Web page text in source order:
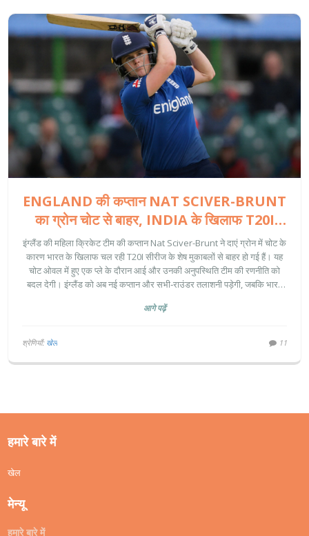
ENGLAND की कप्तान NAT SCIVER-BRUNT
का ग्रोन चोट से बाहर, INDIA के खिलाफ T20I
सीरीज पर असर
इंग्लैंड की महिला क्रिकेट टीम की कप्तान Nat Sciver-Brunt ने दाएं ग्रोन में चोट के
कारण भारत के खिलाफ चल रही T20I सीरीज के शेष मुकाबलों से बाहर हो गई हैं। यह
चोट ओवल में हुए एक प्ले के दौरान आई और उनकी अनुपस्थिति टीम की रणनीति को
बदल देगी। इंग्लैंड को अब नई कप्तान और सभी‑राउंडर तलाशनी पड़ेगी, जबकि भारत
आगे पढ़ें
श्रेणियाँ: खेल 11
हमारे बारे में
खेल
मेन्यू
हमारे बारे में